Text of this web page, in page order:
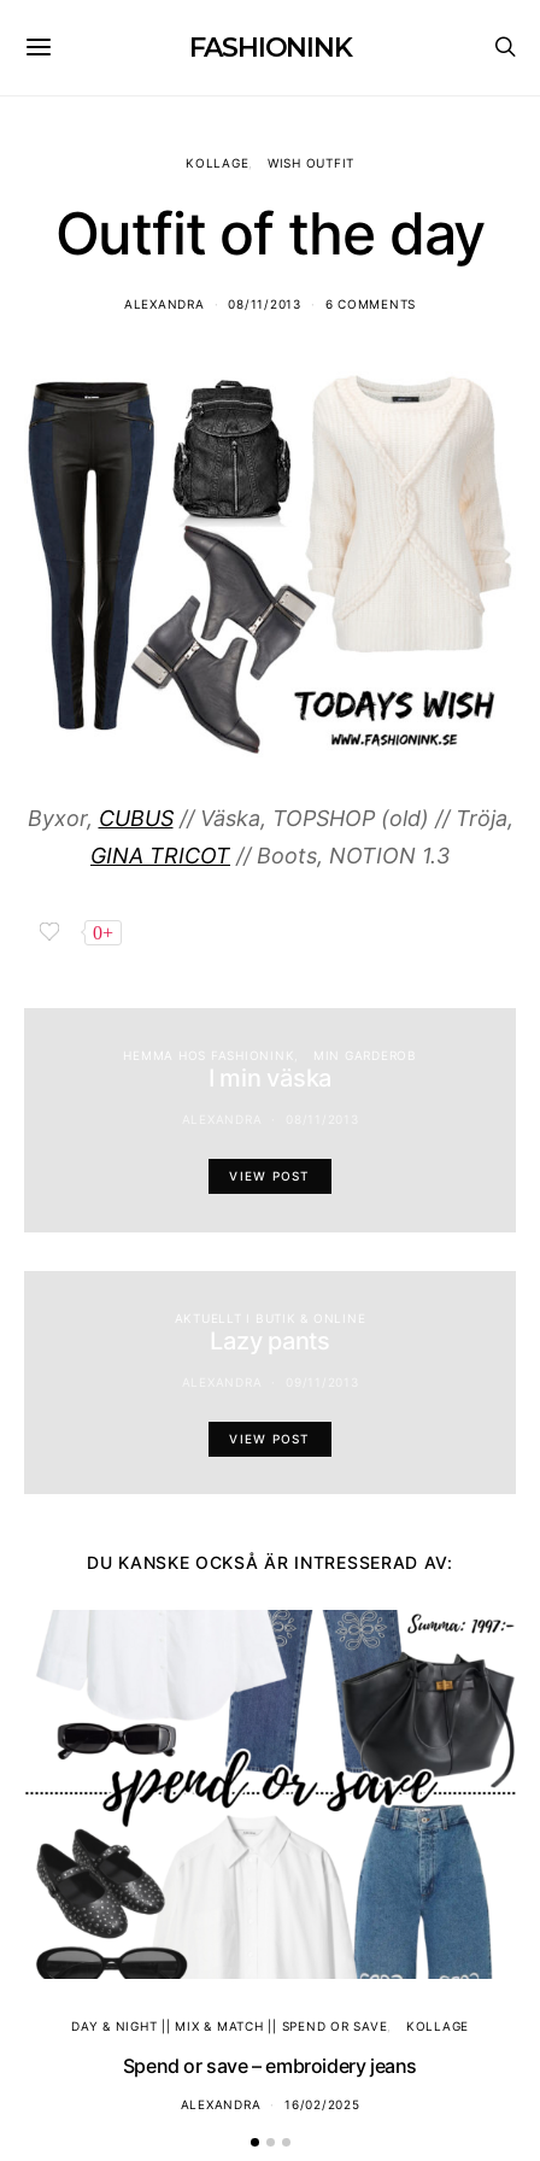
FASHIONINK
KOLLAGE WISH OUTFIT
Outfit of the day
ALEXANDRA 08/11/2013 6 COMMENTS
Byxor, CUBUS// Väska, TOPSHOP (old) // Tröja,
GINA TRICOT // Boots, NOTION 1.3
0+
HEMMA HOS FASHIONINK MIN GARDEROB
I min väska
VIEW POST
AKTUELLT I BUTIK & ONLINE
Lazy pants
VIEW POST
DU KANSKE OCKSÅ ÄR INTRESSERAD AV:
DAY & NIGHT || MIX & MATCH || SPEND OR SAVE KOLLAGE
Spend or save – embroidery jeans
ALEXANDRA 16/02/2025